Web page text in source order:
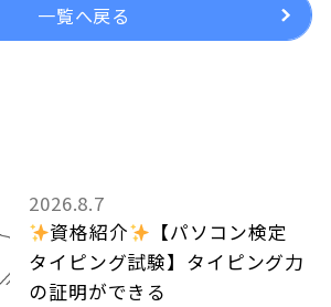
一覧へ戻る
2026.8.7
資格紹介
【パソコン検定
タイピング試験】タイピング力
の証明ができる